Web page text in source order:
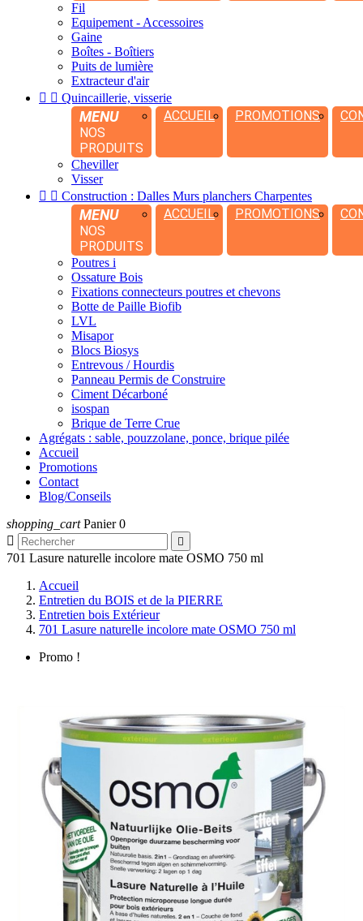
Fil
Equipement - Accessoires
Gaine
Boîtes - Boîtiers
Puits de lumière
Extracteur d'air
  Quincaillerie, visserie
MENU
NOS
PRODUITS
ACCUEIL PROMOTIONS
Cheviller
Visser
  Construction : Dalles Murs planchers Charpentes
MENU
NOS
PRODUITS
ACCUEIL PROMOTIONS
Poutres i
Ossature Bois
Fixations connecteurs poutres et chevons
Botte de Paille Biofib
LVL
Misapor
Blocs Biosys
Entrevous / Hourdis
Panneau Permis de Construire
Ciment Décarboné
isospan
Brique de Terre Crue
Agrégats : sable, pouzzolane, ponce, brique pilée
Accueil
Promotions
Contact
Blog/Conseils
shopping_cart Panier 0


701 Lasure naturelle incolore mate OSMO 750 ml
Accueil
Entretien du BOIS et de la PIERRE
Entretien bois Extérieur
701 Lasure naturelle incolore mate OSMO 750 ml
Promo !